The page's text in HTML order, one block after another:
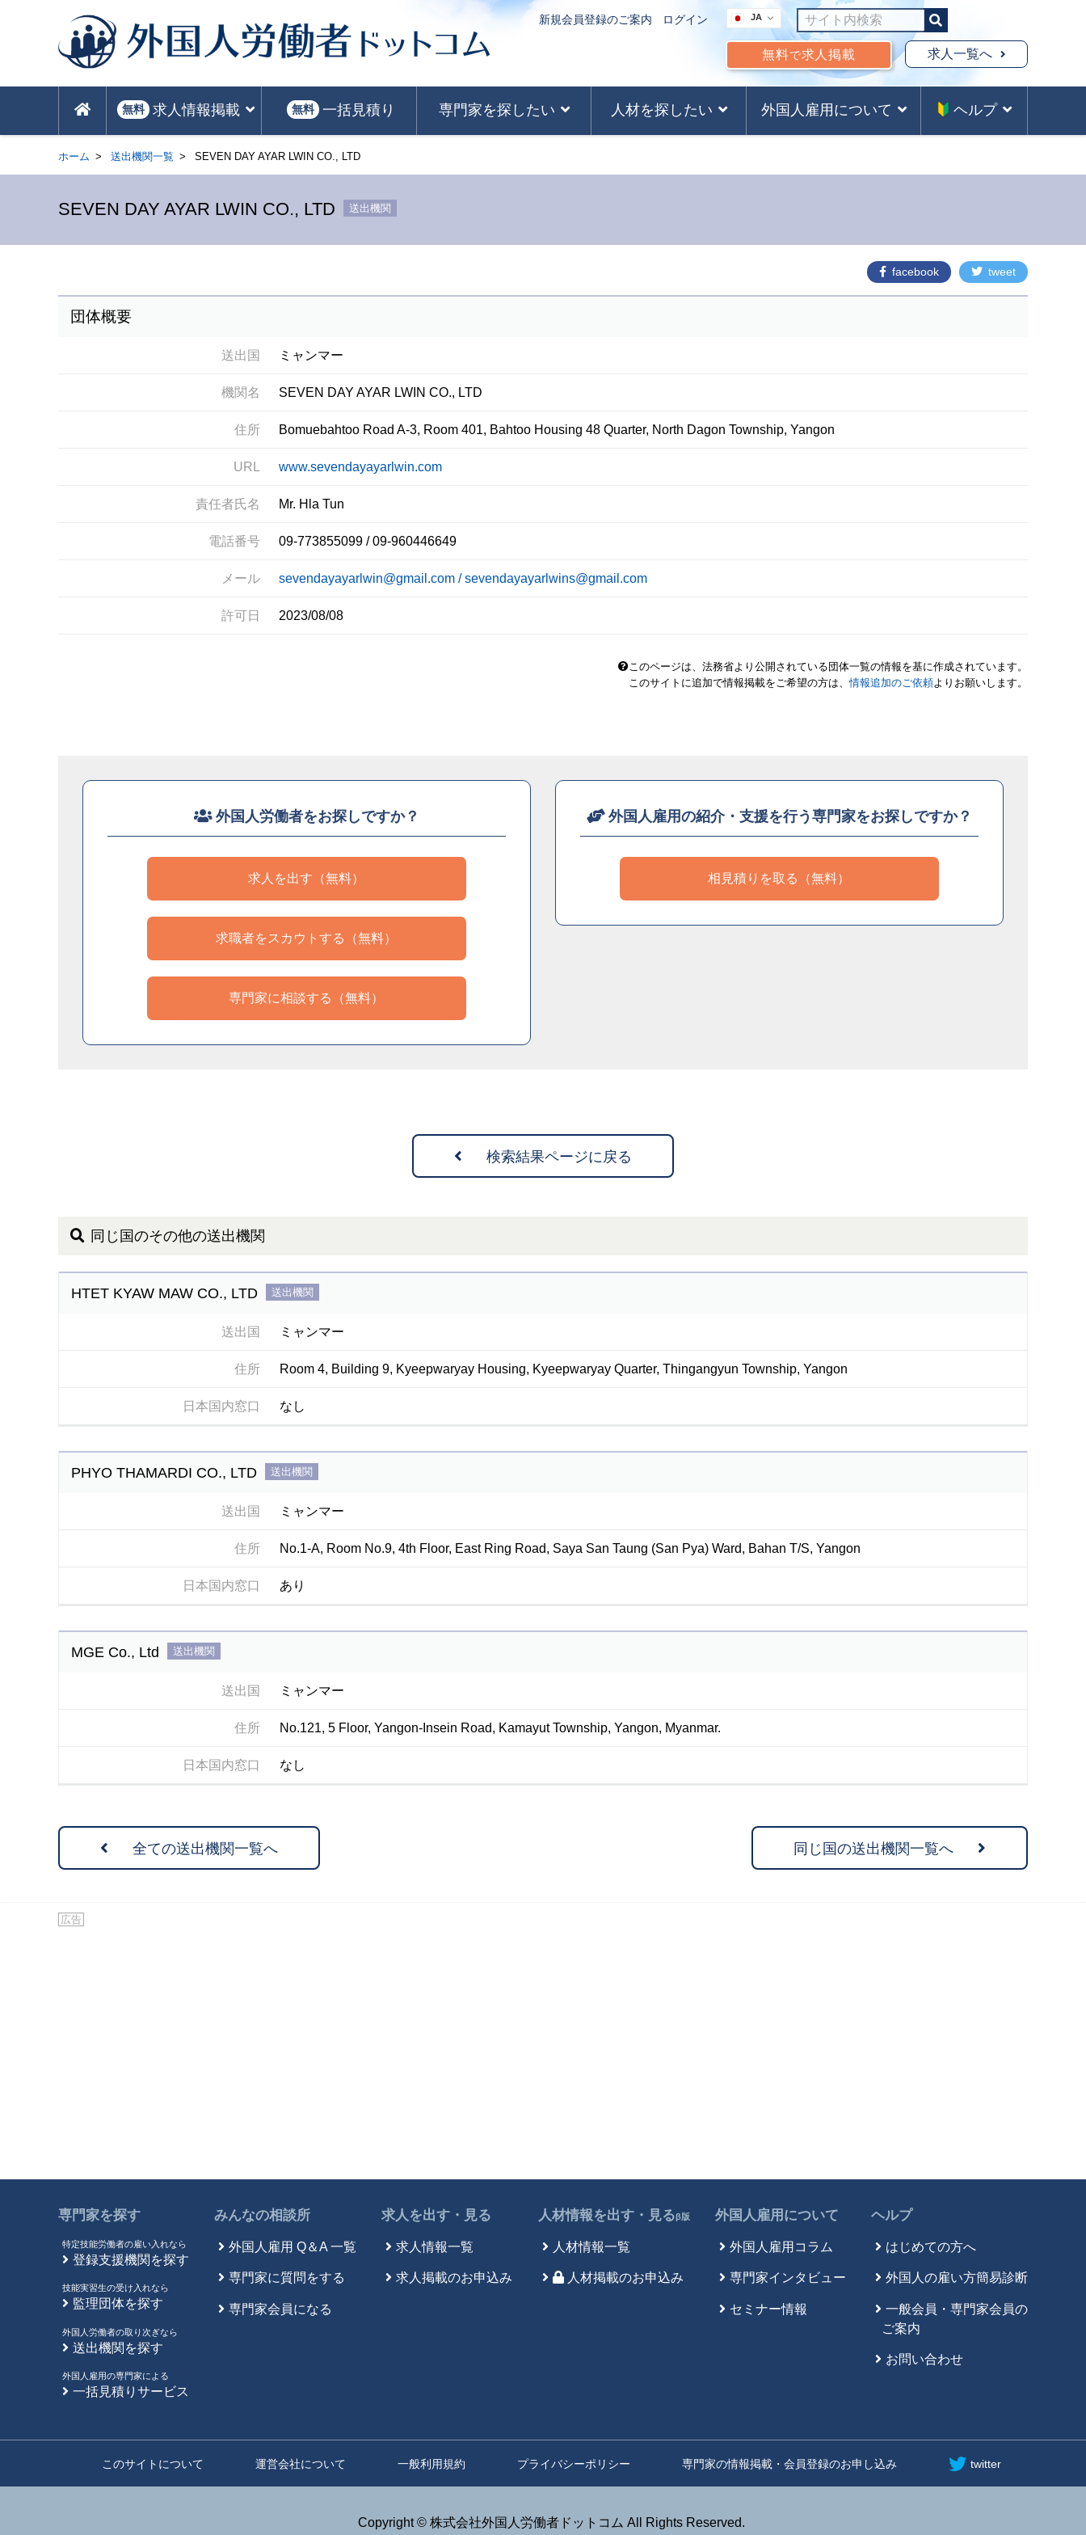
新規会員登録のご案内 ログイン JA
無料で求人掲載 求人一覧へ
無料 求人情報掲載 無料 一括見積り 専門家を探したい 人材を探したい 外国人雇用について ヘルプ
ホーム 送出機関一覧 SEVEN DAY AYAR LWIN CO., LTD
SEVEN DAY AYAR LWIN CO., LTD 送出機関
facebook tweet
団体概要
送出国 ミャンマー
機関名 SEVEN DAY AYAR LWIN CO., LTD
住所 Bomuebahtoo Road A-3, Room 401, Bahtoo Housing 48 Quarter, North Dagon Township, Yangon
URL www.sevendayayarlwin.com
責任者氏名 Mr. Hla Tun
電話番号 09-773855099 / 09-960446649
メール sevendayayarlwin@gmail.com / sevendayayarlwins@gmail.com
許可日 2023/08/08
このページは、法務省より公開されている団体一覧の情報を基に作成されています。
このサイトに追加で情報掲載をご希望の方は、情報追加のご依頼よりお願いします。
外国人労働者をお探しですか？
求人を出す（無料）
求職者をスカウトする（無料）
専門家に相談する（無料）
外国人雇用の紹介・支援を行う専門家をお探しですか？
相見積りを取る（無料）
検索結果ページに戻る
同じ国のその他の送出機関
HTET KYAW MAW CO., LTD 送出機関
送出国 ミャンマー
住所 Room 4, Building 9, Kyeepwaryay Housing, Kyeepwaryay Quarter, Thingangyun Township, Yangon
日本国内窓口 なし
PHYO THAMARDI CO., LTD 送出機関
送出国 ミャンマー
住所 No.1-A, Room No.9, 4th Floor, East Ring Road, Saya San Taung (San Pya) Ward, Bahan T/S, Yangon
日本国内窓口 あり
MGE Co., Ltd 送出機関
送出国 ミャンマー
住所 No.121, 5 Floor, Yangon-Insein Road, Kamayut Township, Yangon, Myanmar.
日本国内窓口 なし
全ての送出機関一覧へ 同じ国の送出機関一覧へ
広告
専門家を探す
特定技能労働者の雇い入れなら
登録支援機関を探す
技能実習生の受け入れなら
監理団体を探す
外国人労働者の取り次ぎなら
送出機関を探す
外国人雇用の専門家による
一括見積りサービス
みんなの相談所
外国人雇用 Q＆A 一覧
専門家に質問をする
専門家会員になる
求人を出す・見る
求人情報一覧
求人掲載のお申込み
人材情報を出す・見るβ版
人材情報一覧
人材掲載のお申込み
外国人雇用について
外国人雇用コラム
専門家インタビュー
セミナー情報
ヘルプ
はじめての方へ
外国人の雇い方簡易診断
一般会員・専門家会員の
ご案内
お問い合わせ
このサイトについて 運営会社について 一般利用規約 プライバシーポリシー 専門家の情報掲載・会員登録のお申し込み twitter
Copyright © 株式会社外国人労働者ドットコム All Rights Reserved.